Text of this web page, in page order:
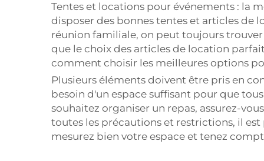
Tentes et locations pour événements : la
disposer des bonnes tentes et articles de
réunion familiale, on peut toujours
que le choix des articles de location
comment choisir les meilleures options
Plusieurs éléments doivent être pris en
besoin d'un espace suffisant pour que
souhaitez organiser un repas, assurez-
toutes les précautions et restrictions, il
mesurez bien votre espace et tenez